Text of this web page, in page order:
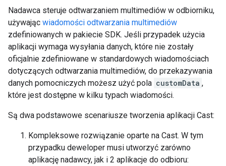
Nadawca steruje odtwarzaniem multimediów w odbiorniku,
używając wiadomości odtwarzania multimediów
zdefiniowanych w pakiecie SDK. Jeśli przypadek użycia
aplikacji wymaga wysyłania danych, które nie zostały
oficjalnie zdefiniowane w standardowych wiadomościach
dotyczących odtwarzania multimediów, do przekazywania
danych pomocniczych możesz użyć pola customData ,
które jest dostępne w kilku typach wiadomości.
Są dwa podstawowe scenariusze tworzenia aplikacji Cast:
Kompleksowe rozwiązanie oparte na Cast. W tym
przypadku deweloper musi utworzyć zarówno
aplikację nadawcy, jak i 2 aplikacje do odbioru: